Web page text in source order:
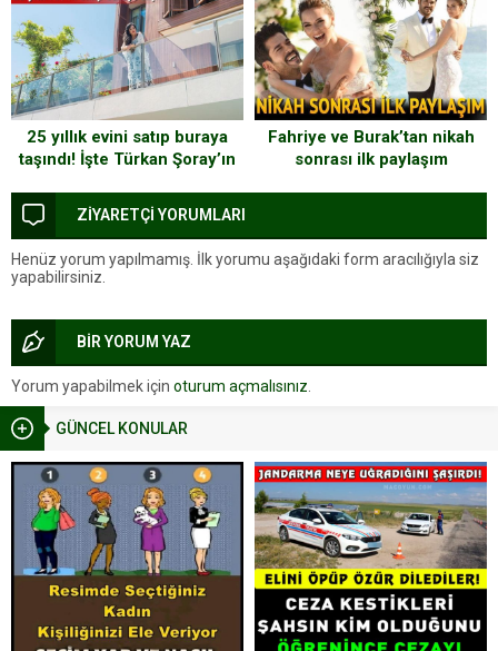
GÜNCEL KONULAR
25 yıllık evini satıp buraya
taşındı! İşte Türkan Şoray’ın
Fahriye ve Burak’tan nikah
sonrası ilk paylaşım
ZİYARETÇİ YORUMLARI
Henüz yorum yapılmamış. İlk yorumu aşağıdaki form aracılığıyla siz
yapabilirsiniz.
BİR YORUM YAZ
Yorum yapabilmek için oturum açmalısınız